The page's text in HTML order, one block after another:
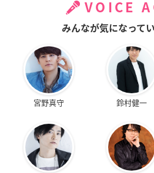
VOICE
みんなが気になって
宮野真守 鈴村健一